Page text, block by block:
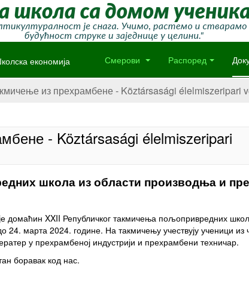
економија Смерови Распоред
из прехрамбене - Köztársasági élelmiszeripari
- Köztársasági élelmiszeripari
школа из области производња и
XXII Републичког такмичења пољопривредних
марта 2024. године. На такмичењу учествују ученици из
у прехрамбеној индустрији и прехрамбени техничар.
боравак код нас.